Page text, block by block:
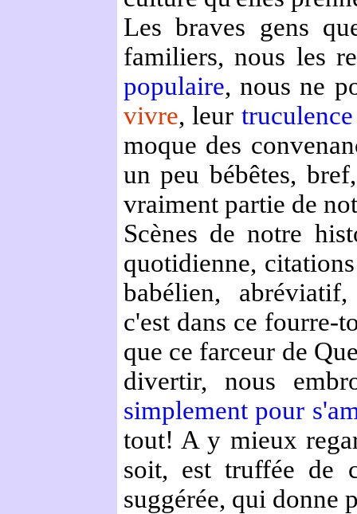
Les braves gens
familiers, nous les
populaire, nous ne
vivre, leur
moque des
un peu bébêtes,
vraiment partie de
Scènes de notre
quotidienne,
babélien,
c'est dans ce fourre-
que ce farceur de
divertir, nous
simplement pour
tout! A y mieux
soit, est truffée de
suggérée, qui donne